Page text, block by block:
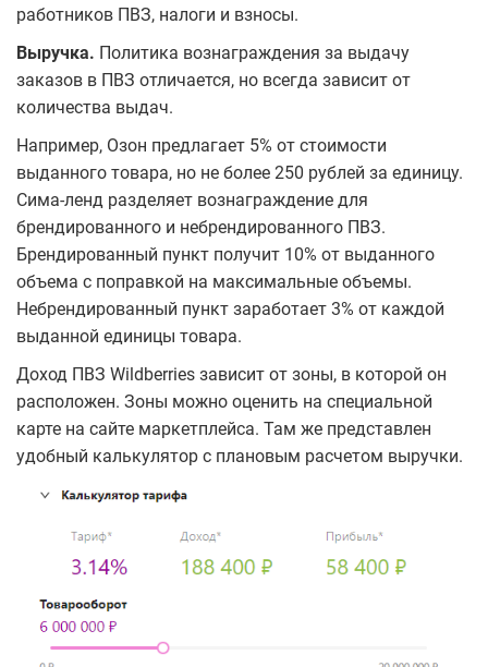
работников ПВЗ, налоги и взносы.
Выручка. Политика вознаграждения за выдачу
заказов в ПВЗ отличается, но всегда зависит от
количества выдач.
Например, Озон предлагает 5% от стоимости
выданного товара, но не более 250 рублей за единицу.
Сима-ленд разделяет вознаграждение для
брендированного и небрендированного ПВЗ.
Брендированный пункт получит 10% от выданного
объема с поправкой на максимальные объемы.
Небрендированный пункт заработает 3% от каждой
выданной единицы товара.
Доход ПВЗ Wildberries зависит от зоны, в которой он
расположен. Зоны можно оценить на специальной
карте на сайте маркетплейса. Там же представлен
удобный калькулятор с плановым расчетом выручки.